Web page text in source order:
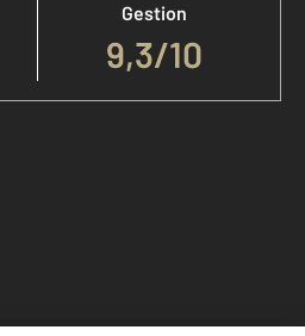
Gestion
9,3/10